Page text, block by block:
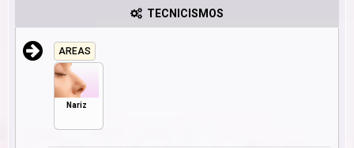
TECNICISMOS
AREAS
Nariz